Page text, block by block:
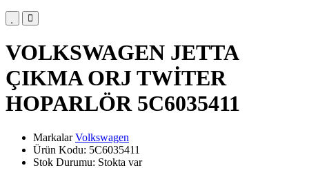
VOLKSWAGEN JETTA
ÇIKMA ORJ TWİTER
HOPARLÖR 5C6035411
MarkalarVolkswagen
Ürün Kodu: 5C6035411
Stok Durumu: Stokta var